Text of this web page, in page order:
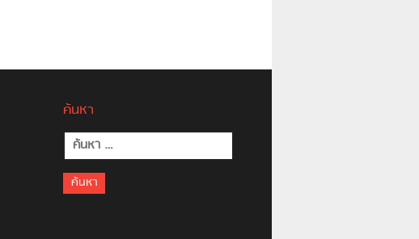
ค้นหา
ค้นหา
สำหรับ: